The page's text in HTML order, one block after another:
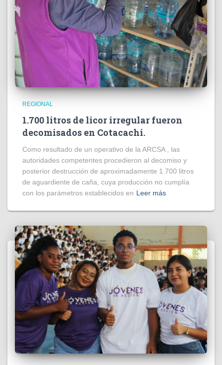
REGIONAL
1.700 litros de licor irregular fueron
decomisados en Cotacachi.
Como resultado de un operativo de la ARCSA , las
autoridades competentes procedieron al decomiso y
posterior destrucción de aproximadamente 1.700 litros
de aguardiente de caña, cuya producción no cumplía
con los parámetros establecidos en Leer más